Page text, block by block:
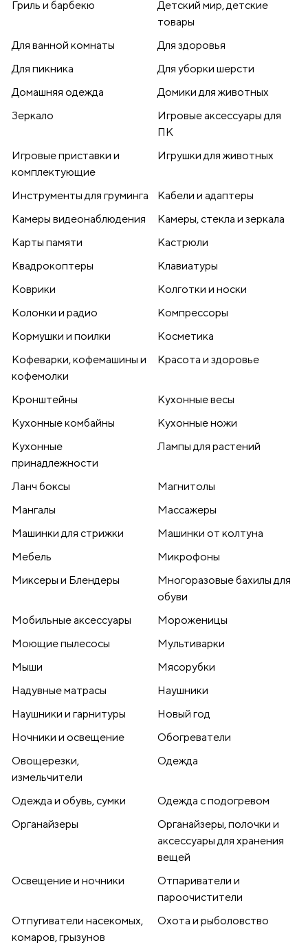
Гриль и барбекю
Детский мир, детские
товары
Для ванной комнаты
Для здоровья
Для пикника
Для уборки шерсти
Домашняя одежда
Домики для животных
Зеркало
Игровые аксессуары для
ПК
Игровые приставки и
комплектующие
Игрушки для животных
Инструменты для груминга
Кабели и адаптеры
Камеры видеонаблюдения
Камеры, стекла и зеркала
Карты памяти
Кастрюли
Квадрокоптеры
Клавиатуры
Коврики
Колготки и носки
Колонки и радио
Компрессоры
Кормушки и поилки
Косметика
Кофеварки, кофемашины и
кофемолки
Красота и здоровье
Кронштейны
Кухонные весы
Кухонные комбайны
Кухонные ножи
Кухонные
принадлежности
Лампы для растений
Ланч боксы
Магнитолы
Мангалы
Массажеры
Машинки для стрижки
Машинки от колтуна
Мебель
Микрофоны
Миксеры и Блендеры
Многоразовые бахилы для
обуви
Мобильные аксессуары
Мороженицы
Моющие пылесосы
Мультиварки
Мыши
Мясорубки
Надувные матрасы
Наушники
Наушники и гарнитуры
Новый год
Ночники и освещение
Обогреватели
Овощерезки,
измельчители
Одежда
Одежда и обувь, сумки
Одежда с подогревом
Органайзеры
Органайзеры, полочки и
аксессуары для хранения
вещей
Освещение и ночники
Отпариватели и
пароочистители
Отпугиватели насекомых,
комаров, грызунов
Охота и рыболовство